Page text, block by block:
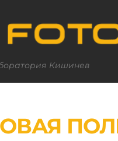
Кишинев